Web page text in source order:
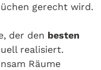
gerecht wird.
der den besten
realisiert.
Räume